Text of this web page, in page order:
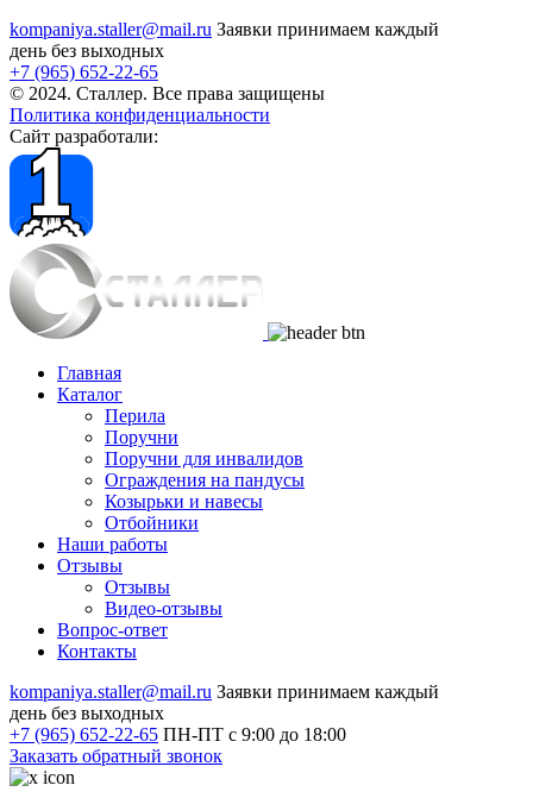
kompaniya.staller@mail.ru Заявки принимаем каждый
день без выходных
+7 (965) 652-22-65
© 2024. Сталлер. Все права защищены
Политика конфиденциальности
Сайт разработали:
Главная
Каталог
Перила
Поручни
Поручни для инвалидов
Ограждения на пандусы
Козырьки и навесы
Отбойники
Наши работы
Отзывы
Отзывы
Видео-отзывы
Вопрос-ответ
Контакты
kompaniya.staller@mail.ru Заявки принимаем каждый
день без выходных
+7 (965) 652-22-65 ПН-ПТ с 9:00 до 18:00
Заказать обратный звонок